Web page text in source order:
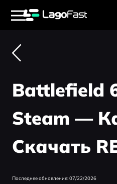
Battlefield
Steam —
Скачать
Последнее обновление: 07/22/2026